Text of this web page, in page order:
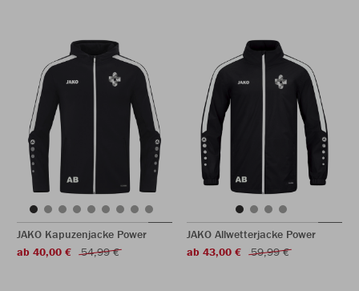
JAKO Kapuzenjacke Power
ab 40,00 €
54,99 €
JAKO Allwetterjacke Power
ab 43,00 €
59,99 €